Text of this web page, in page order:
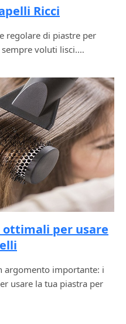
Ricci
regolare di piastre per
sempre voluti lisci.…
per usare
argomento importante: i
usare la tua piastra per